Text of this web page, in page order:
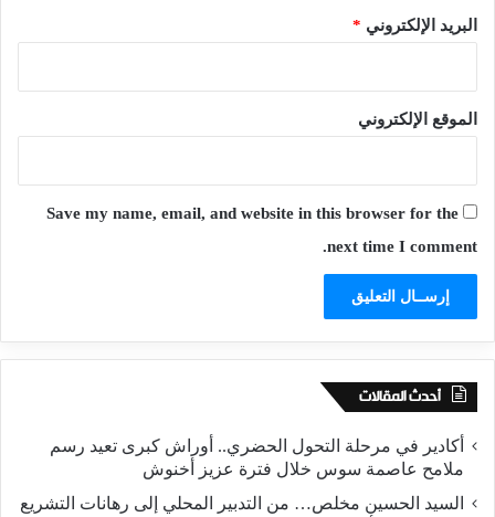
البريد الإلكتروني *
الموقع الإلكتروني
Save my name, email, and website in this browser for the
next time I comment.
أحدث المقالات
أكادير في مرحلة التحول الحضري.. أوراش كبرى تعيد رسم
ملامح عاصمة سوس خلال فترة عزيز أخنوش
السيد الحسين مخلص… من التدبير المحلي إلى رهانات التشريع